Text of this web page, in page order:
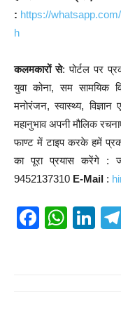
: https://
h
कलमकारों से: पोर्टल पर
युवा कोना, सम सामयिक
मनोरंजन, स्वास्थ्य,
महानुभाव अपनी मौलिक
फाण्ट में टाइप करके हमें
का पूरा प्रयास करेंगे :
9452137310 E-Mail :
F
W Li